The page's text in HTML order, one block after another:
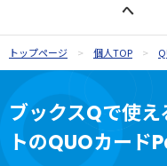
へ
ドが使え
るお店
ド
ラム一覧
お祝い
ドオンラ
インスト
ア
トップページ 個人TOP
ブックスQで使
トのQUOカード